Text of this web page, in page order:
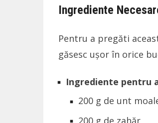
Ingrediente
Pentru a pregăti
găsesc ușor în orice
Ingrediente pentru
200 g de unt
200 g de zahăr